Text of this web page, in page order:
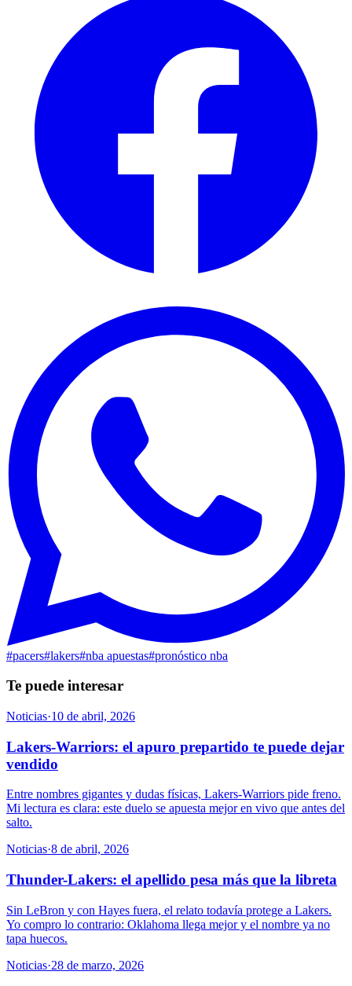
#pacers#lakers#nba apuestas#pronóstico nba
Te puede interesar
Noticias·10 de abril, 2026
Lakers-Warriors: el apuro prepartido te puede dejar
vendido
Entre nombres gigantes y dudas físicas, Lakers-Warriors pide freno.
Mi lectura es clara: este duelo se apuesta mejor en vivo que antes del
salto.
Noticias·8 de abril, 2026
Thunder-Lakers: el apellido pesa más que la libreta
Sin LeBron y con Hayes fuera, el relato todavía protege a Lakers.
Yo compro lo contrario: Oklahoma llega mejor y el nombre ya no
tapa huecos.
Noticias·28 de marzo, 2026